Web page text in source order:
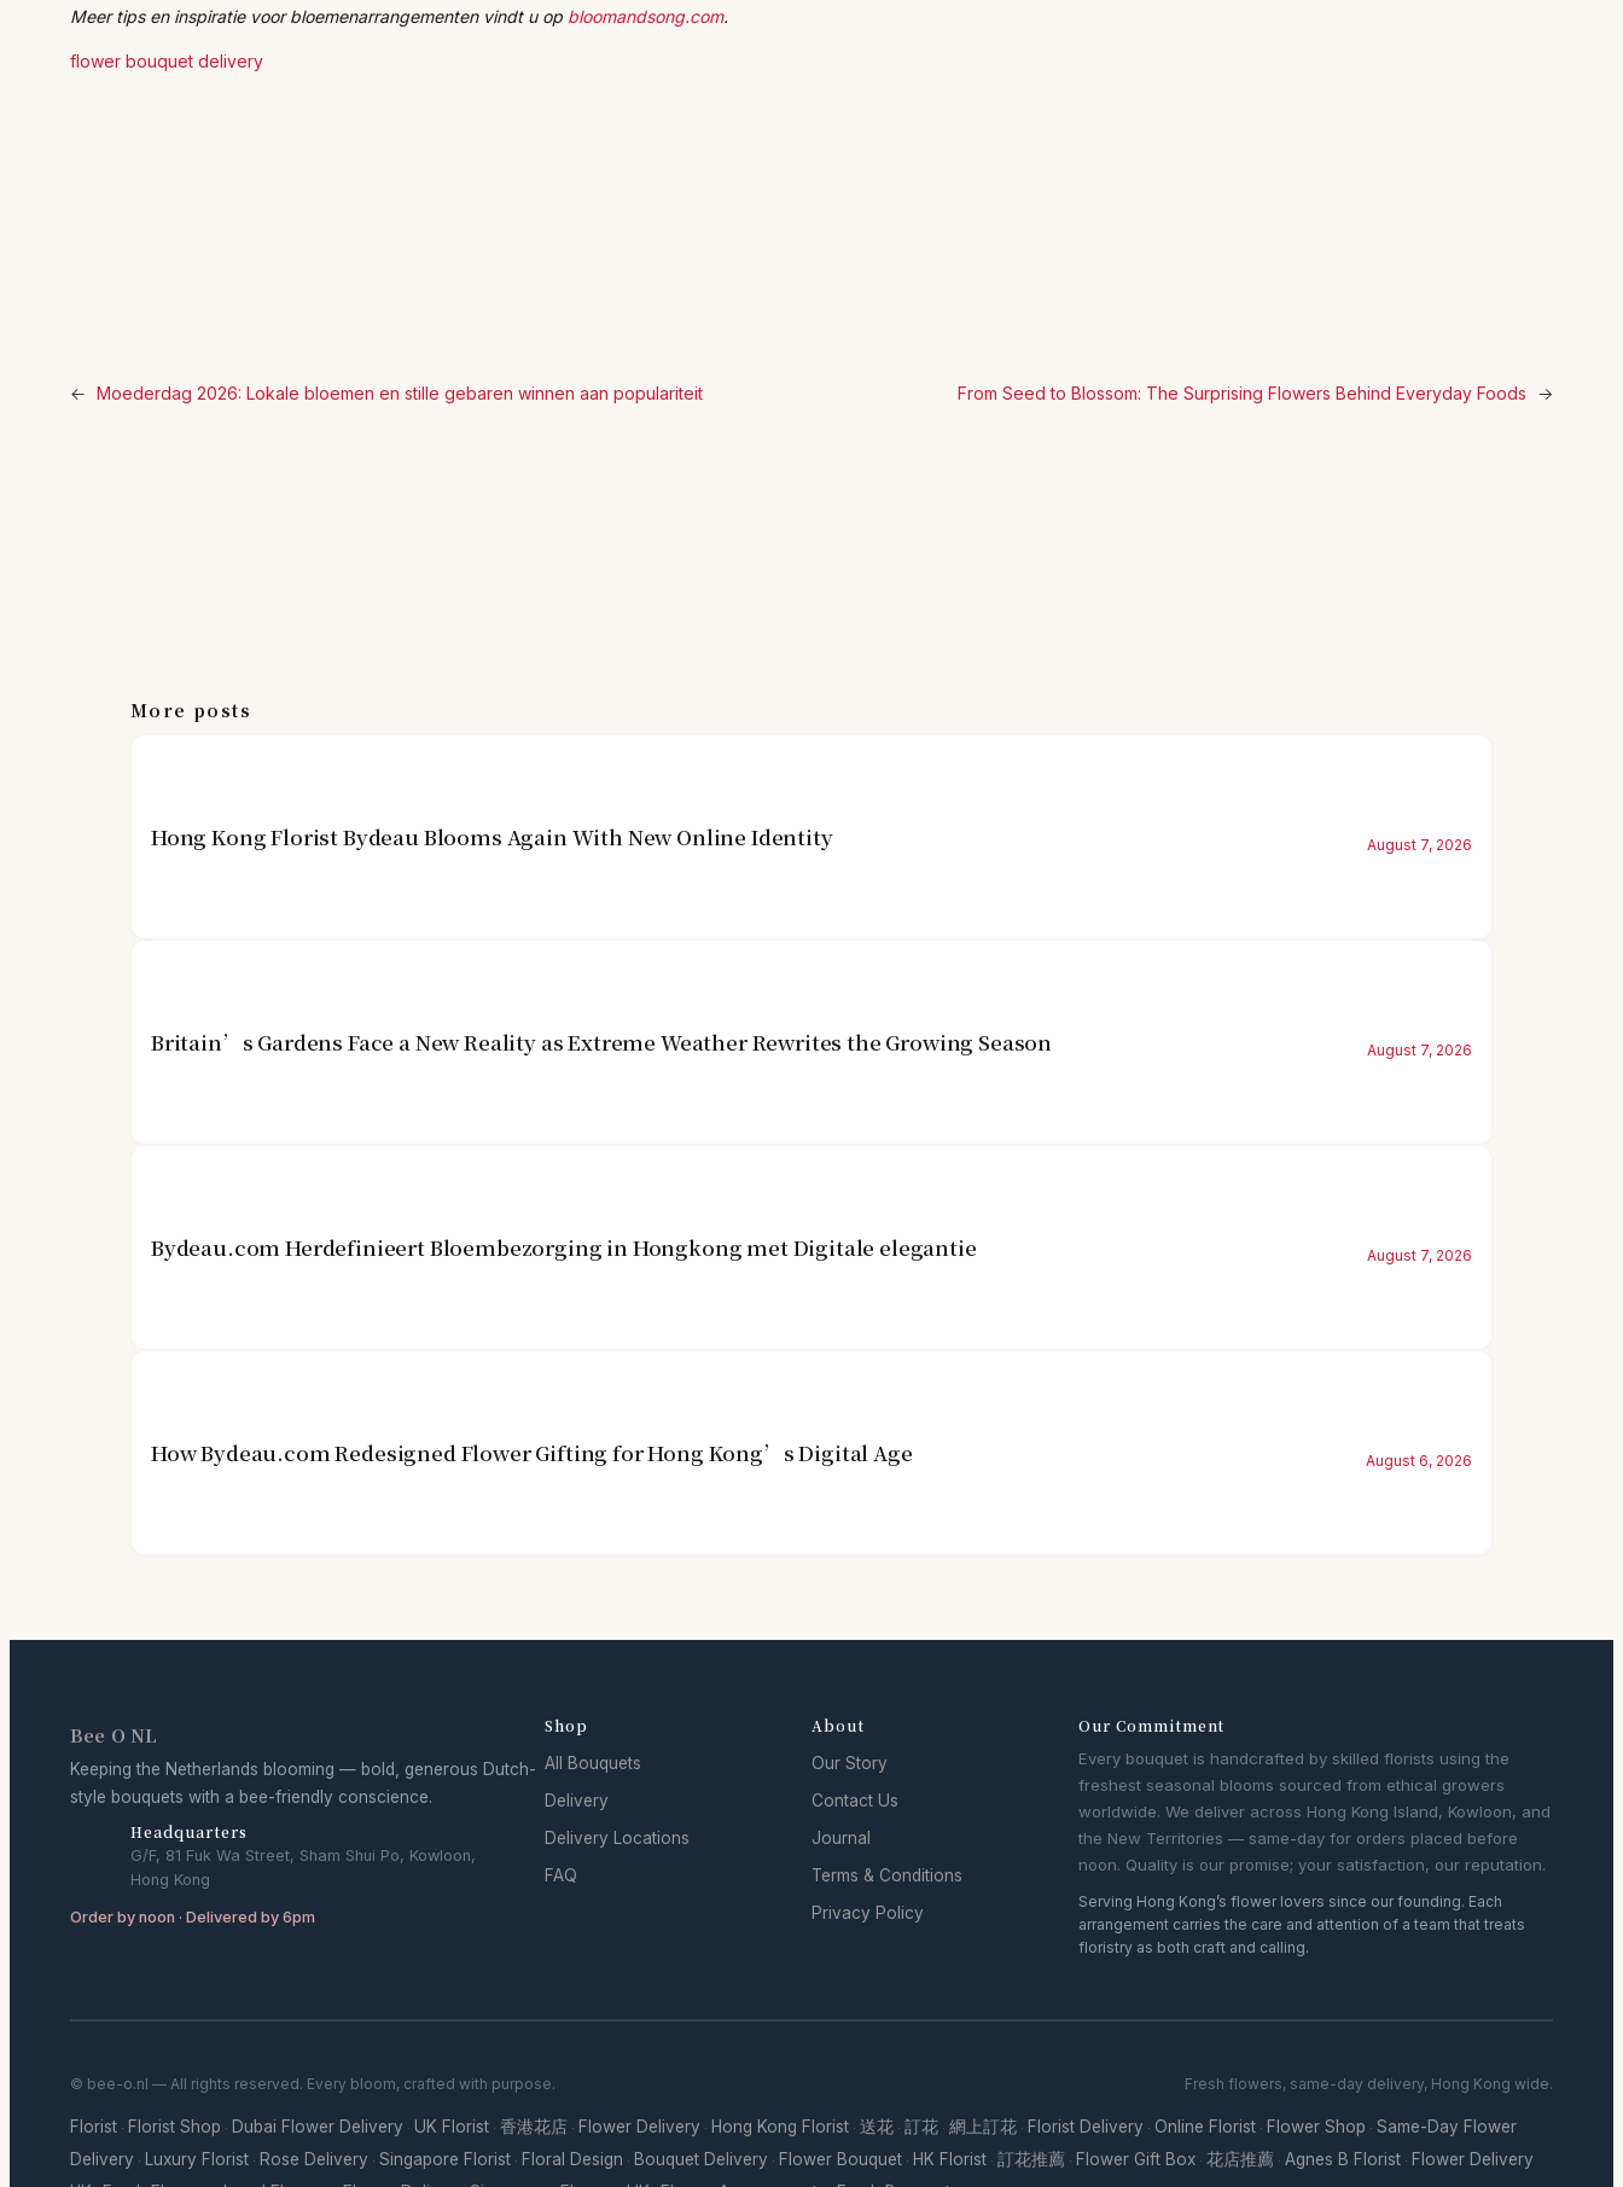
Meer tips en inspiratie voor bloemenarrangementen vindt u op bloomandsong.com.
flower bouquet delivery
← Moederdag 2026: Lokale bloemen en stille gebaren winnen aan populariteit From Seed to Blossom: The Surprising Flowers Behind Everyday Foods →
More posts
Hong Kong Florist Bydeau Blooms Again With New Online Identity August 7, 2026
Britain’s Gardens Face a New Reality as Extreme Weather Rewrites the Growing Season August 7, 2026
Bydeau.com Herdefinieert Bloembezorging in Hongkong met Digitale elegantie August 7, 2026
How Bydeau.com Redesigned Flower Gifting for Hong Kong’s Digital Age August 6, 2026
Bee O NL
Keeping the Netherlands blooming — bold, generous Dutch-
style bouquets with a bee-friendly conscience.
Headquarters
G/F, 81 Fuk Wa Street, Sham Shui Po, Kowloon,
Hong Kong
Order by noon · Delivered by 6pm
Shop
All Bouquets
Delivery
Delivery Locations
FAQ
About
Our Story
Contact Us
Journal
Terms & Conditions
Privacy Policy
Our Commitment
Every bouquet is handcrafted by skilled florists using the
freshest seasonal blooms sourced from ethical growers
worldwide. We deliver across Hong Kong Island, Kowloon, and
the New Territories — same-day for orders placed before
noon. Quality is our promise; your satisfaction, our reputation.
Serving Hong Kong’s flower lovers since our founding. Each
arrangement carries the care and attention of a team that treats
floristry as both craft and calling.
© bee-o.nl — All rights reserved. Every bloom, crafted with purpose. Fresh flowers, same-day delivery, Hong Kong wide.
Florist · Florist Shop · Dubai Flower Delivery · UK Florist · 香港花店 · Flower Delivery · Hong Kong Florist · 送花 · 訂花 · 網上訂花 · Florist Delivery · Online Florist · Flower Shop · Same-Day Flower
Delivery · Luxury Florist · Rose Delivery · Singapore Florist · Floral Design · Bouquet Delivery · Flower Bouquet · HK Florist · 訂花推薦 · Flower Gift Box · 花店推薦 · Agnes B Florist · Flower Delivery